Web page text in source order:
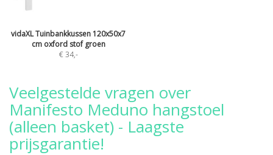
vidaXL Tuinbankkussen 120x50x7
cm oxford stof groen
€ 34,-
Veelgestelde vragen over
Manifesto Meduno hangstoel
(alleen basket) - Laagste
prijsgarantie!